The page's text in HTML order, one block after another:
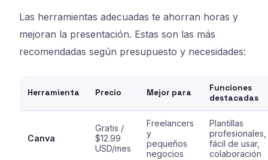
Las herramientas adecuadas te ahorran horas y
mejoran la presentación. Estas son las más
recomendadas según presupuesto y necesidades:
Herramienta Precio Mejor para
Funciones
destacadas
Canva
Gratis /
$12.99
USD/mes
Freelancers
y
pequeños
negocios
Plantillas
profesionales,
fácil de usar,
colaboración